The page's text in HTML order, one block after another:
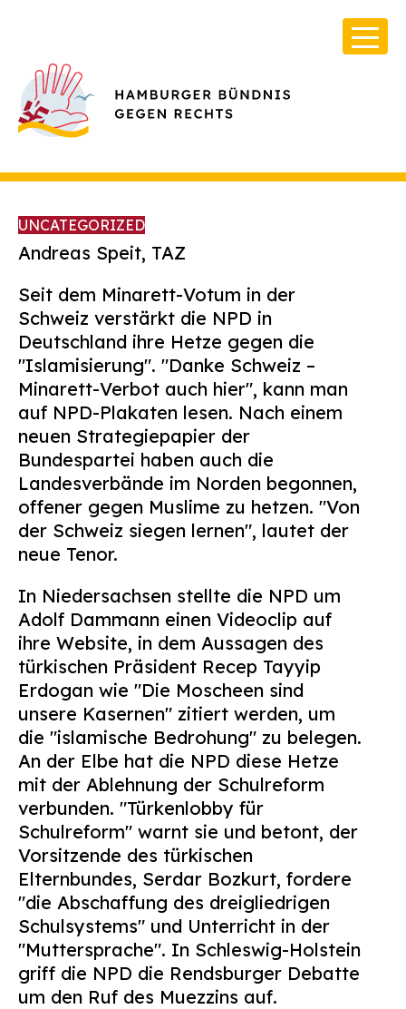
Über Uns
Infos & Broschüren
Archiv
Kontakt
Suchen
nach:
UNCATEGORIZED
Andreas Speit, TAZ
Seit dem Minarett-Votum in der
Schweiz verstärkt die NPD in
Deutschland ihre Hetze gegen die
"Islamisierung". "Danke Schweiz –
Minarett-Verbot auch hier", kann man
auf NPD-Plakaten lesen. Nach einem
neuen Strategiepapier der
Bundespartei haben auch die
Landesverbände im Norden begonnen,
offener gegen Muslime zu hetzen. "Von
der Schweiz siegen lernen", lautet der
neue Tenor.
In Niedersachsen stellte die NPD um
Adolf Dammann einen Videoclip auf
ihre Website, in dem Aussagen des
türkischen Präsident Recep Tayyip
Erdogan wie "Die Moscheen sind
unsere Kasernen" zitiert werden, um
die "islamische Bedrohung" zu belegen.
An der Elbe hat die NPD diese Hetze
mit der Ablehnung der Schulreform
verbunden. "Türkenlobby für
Schulreform" warnt sie und betont, der
Vorsitzende des türkischen
Elternbundes, Serdar Bozkurt, fordere
"die Abschaffung des dreigliedrigen
Schulsystems" und Unterricht in der
"Muttersprache". In Schleswig-Holstein
griff die NPD die Rendsburger Debatte
um den Ruf des Muezzins auf.